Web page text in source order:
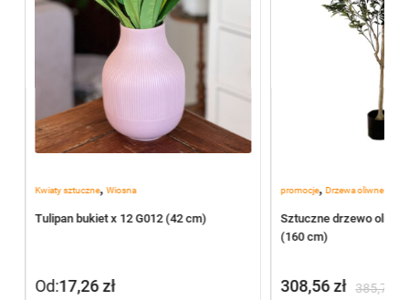
Kwiaty sztuczne, Wiosna
Tulipan bukiet x 12 G012 (42 cm)
Od:17,26zł
promocje,Drzewa oliwne
Sztuczne drzewo
(160 cm)
385,70
308,56zł